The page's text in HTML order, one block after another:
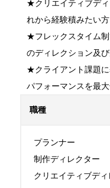
★クリエイティブデ
れから経験積みたい方
★フレックスタイム
のディレクション及
★クライアント課題
パフォーマンスを最
職種
プランナー
制作ディレクター
クリエイティブデ